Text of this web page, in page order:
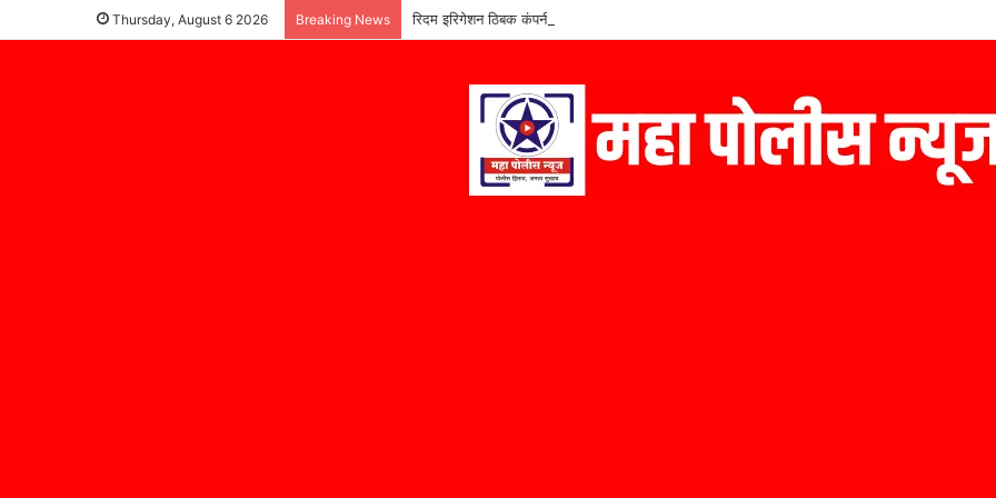
Thursday, August 6 2026 Breaking News रिदम इरिगेशन ठिबक कंपनीचे संस्थापक कैलास निळे यांचा ‘मराठी उद्योजक पुरस्कार